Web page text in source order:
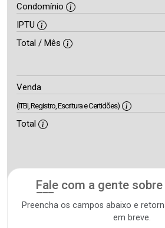
Condomínio
IPTU
Total / Mês
Venda
(ITBI, Registro, Escritura e Certidões)
Total
Fale com a gente
Preencha os campos abaixo e
em breve.